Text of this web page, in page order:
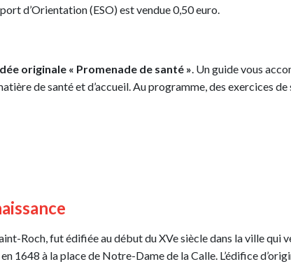
d’Orientation (ESO) est vendue 0,50 euro.
originale « Promenade de santé » . Un guide vous
de santé et d’accueil. Au programme, des exercices
Roch, fut édifiée au début du XVe siècle dans la ville qui
1648 à la place de Notre-Dame de la Calle. L’édifice